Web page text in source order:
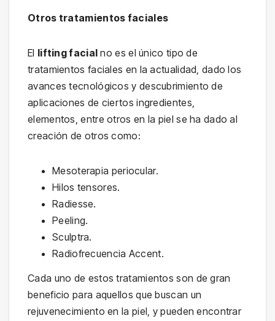
Otros tratamientos faciales
El lifting facial no es el único tipo de
tratamientos faciales en la actualidad, dado los
avances tecnológicos y descubrimiento de
aplicaciones de ciertos ingredientes,
elementos, entre otros en la piel se ha dado al
creación de otros como:
Mesoterapia periocular.
Hilos tensores.
Radiesse.
Peeling.
Sculptra.
Radiofrecuencia Accent.
Cada uno de estos tratamientos son de gran
beneficio para aquellos que buscan un
rejuvenecimiento en la piel, y pueden encontrar